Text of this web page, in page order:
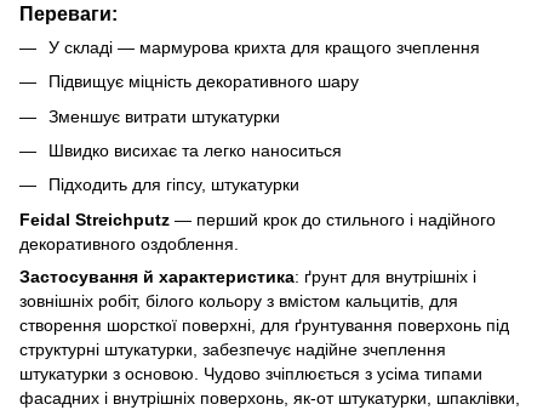
Переваги:
У складі — мармурова крихта для кращого зчеплення
Підвищує міцність декоративного шару
Зменшує витрати штукатурки
Швидко висихає та легко наноситься
Підходить для гіпсу, штукатурки
Feidal Streichputz — перший крок до стильного і надійного
декоративного оздоблення.
Застосування й характеристика: ґрунт для внутрішніх і
зовнішніх робіт, білого кольору з вмістом кальцитів, для
створення шорсткої поверхні, для ґрунтування поверхонь під
структурні штукатурки, забезпечує надійне зчеплення
штукатурки з основою. Чудово зчіплюється з усіма типами
фасадних і внутрішніх поверхонь, як-от штукатурки, шпаклівки,